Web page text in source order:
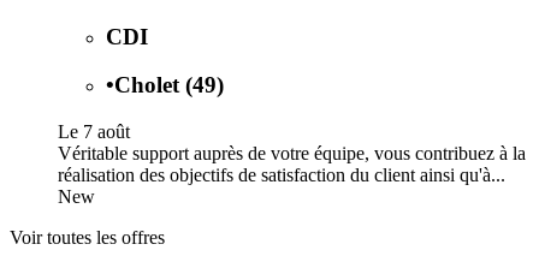
CDI
•Cholet (49)
Le 7 août
Véritable support auprès de votre équipe, vous contribuez à la
réalisation des objectifs de satisfaction du client ainsi qu'à...
New
Voir toutes les offres